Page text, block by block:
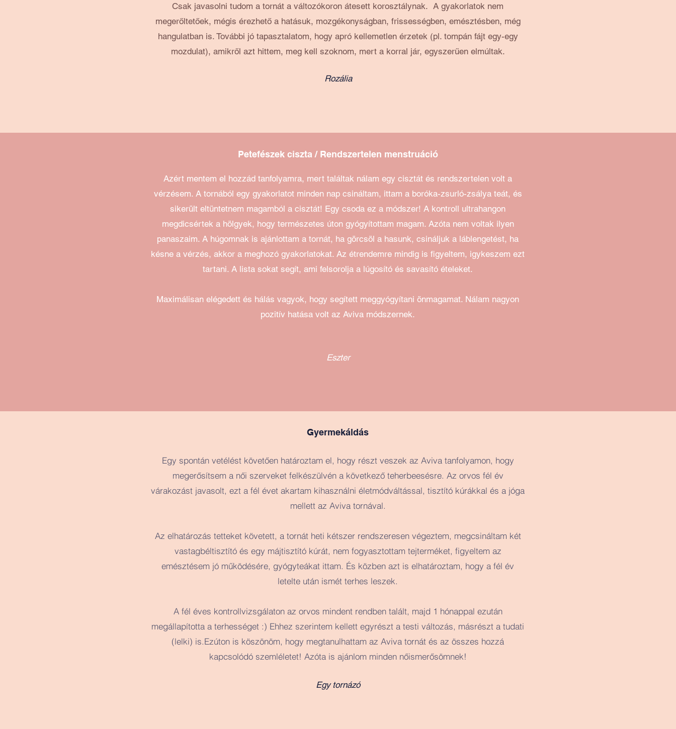
Csak javasolni tudom a tornát a változókoron átesett korosztálynak. A gyakorlatok nem
megerőltetőek, mégis érezhető a hatásuk, mozgékonyságban, frissességben, emésztésben, még
hangulatban is. További jó tapasztalatom, hogy apró kellemetlen érzetek (pl. tompán fájt egy-egy
mozdulat), amikről azt hittem, meg kell szoknom, mert a korral jár, egyszerűen elmúltak.
Rozália
Petefészek ciszta / Rendszertelen menstruáció
Azért mentem el hozzád tanfolyamra, mert találtak nálam egy cisztát és rendszertelen volt a
vérzésem. A tornából egy gyakorlatot minden nap csináltam, ittam a boróka-zsurló-zsálya teát, és
sikerült eltüntetnem magamból a cisztát! Egy csoda ez a módszer! A kontroll ultrahangon
megdicsértek a hölgyek, hogy természetes úton gyógyítottam magam. Azóta nem voltak ilyen
panaszaim. A húgomnak is ajánlottam a tornát, ha görcsöl a hasunk, csináljuk a láblengetést, ha
késne a vérzés, akkor a meghozó gyakorlatokat. Az étrendemre mindig is figyeltem, igykeszem ezt
tartani. A lista sokat segít, ami felsorolja a lúgosító és savasító ételeket.
Maximálisan elégedett és hálás vagyok, hogy segített meggyógyítani önmagamat. Nálam nagyon
pozitív hatása volt az Aviva módszernek.
Eszter
Gyermekáldás
Egy spontán vetélést követően határoztam el, hogy részt veszek az Aviva tanfolyamon, hogy
megerősítsem a női szerveket felkészülvén a következő teherbeesésre. Az orvos fél év
várakozást javasolt, ezt a fél évet akartam kihasználni életmódváltással, tisztító kúrákkal és a jóga
mellett az Aviva tornával.
Az elhatározás tetteket követett, a tornát heti kétszer rendszeresen végeztem, megcsináltam két
vastagbéltisztító és egy májtisztító kúrát, nem fogyasztottam tejterméket, figyeltem az
emésztésem jó működésére, gyógyteákat ittam. És közben azt is elhatároztam, hogy a fél év
letelte után ismét terhes leszek.
A fél éves kontrollvizsgálaton az orvos mindent rendben talált, majd 1 hónappal ezután
megállapította a terhességet :) Ehhez szerintem kellett egyrészt a testi változás, másrészt a tudati
(lelki) is.Ezúton is köszönöm, hogy megtanulhattam az Aviva tornát és az összes hozzá
kapcsolódó szemléletet! Azóta is ajánlom minden nőismerősömnek!
Egy tornázó